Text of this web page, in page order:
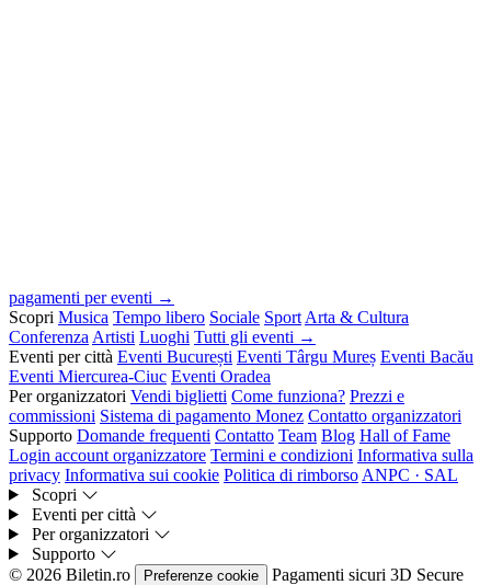
pagamenti per eventi →
Scopri Musica Tempo libero Sociale Sport Arta & Cultura
Conferenza Artisti Luoghi Tutti gli eventi →
Eventi per città Eventi București Eventi Târgu Mureș Eventi Bacău
Eventi Miercurea-Ciuc Eventi Oradea
Per organizzatori Vendi biglietti Come funziona? Prezzi e
commissioni Sistema di pagamento Monez Contatto organizzatori
Supporto Domande frequenti Contatto Team Blog Hall of Fame
Login account organizzatore Termini e condizioni Informativa sulla
privacy Informativa sui cookie Politica di rimborso ANPC · SAL
Scopri
Eventi per città
Per organizzatori
Supporto
© 2026 Biletin.ro
Preferenze cookie Pagamenti sicuri 3D Secure